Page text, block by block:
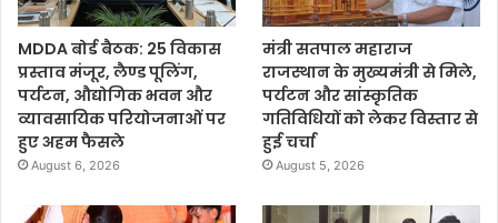
MDDA बोर्ड बैठक: 25 विकास
प्रस्ताव मंजूर, लैण्ड पूलिंग,
पर्यटन, औद्योगिक भवन और
व्यावसायिक परियोजनाओं पर
हुए अहम फैसले
August 6, 2026
मंत्री सतपाल महाराज
राजस्थान के मुख्यमंत्री से मिले,
पर्यटन और सांस्कृतिक
गतिविधियों को लेकर विस्तार से
हुई चर्चा
August 5, 2026